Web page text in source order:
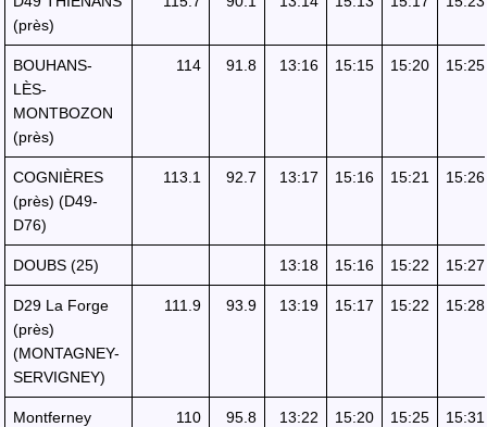
(près)
BOUHANS-
LÈS-
MONTBOZON
(près)
114 91.8 13:16 15:15 15:20 15:25
COGNIÈRES
(près) (D49-
D76)
113.1 92.7 13:17 15:16 15:21 15:26
DOUBS (25) 13:18 15:16 15:22 15:27
D29 La Forge
(près)
(MONTAGNEY-
SERVIGNEY)
111.9 93.9 13:19 15:17 15:22 15:28
Montferney 110 95.8 13:22 15:20 15:25 15:31